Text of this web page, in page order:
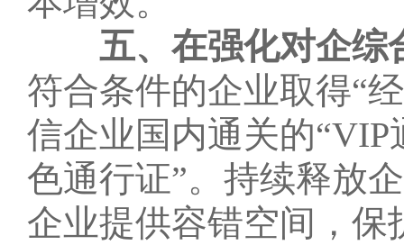
五、在强化对企综
符合条件的企业取得“
信企业国内通关的“VIP
色通行证”。持续释放
企业提供容错空间，